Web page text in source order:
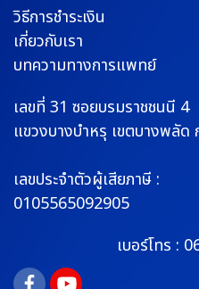
วิธีการชำระเงิน
เกี่ยวกับเรา
บทความทางการแพทย์
เลขที่ 31 ซอยบรมราชชนนี 4
แขวงบางบำหรุ เขตบางพลัด
เลขประจำตัวผู้เสียภาษี :
0105565092905
เบอร์โทร :